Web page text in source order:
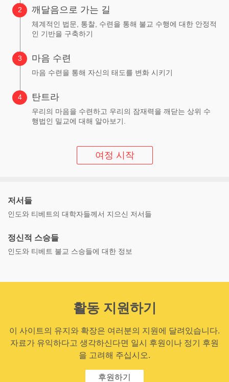
깨달음으로 가는 길
체계적인 법문, 통찰, 수련을 통해 불교 수행에 대한 안정적
인 기반을 구축하기
마음 수련
마음 수련을 통해 자신의 태도를 변화 시키기
탄트라
우리의 마음을 수련하고 우리의 잠재력을 깨닫는 상위 수
행법인 밀교에 대해 알아보기.
여정 시작
저서들
인도와 티베트의 대학자들께서 지으신 저서들
정신적 스승들
인도와 티베트 불교 스승들에 대한 정보
활동 지원하기
이 사이트의 유지와 확장은 여러분의 지원에 달려있습니다.
자료가 유익하다고 생각하신다면 일시 후원이나 정기 후원
을 고려해 주십시오.
후원하기